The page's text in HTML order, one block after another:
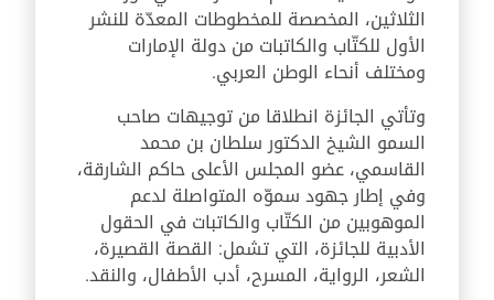
الثلاثين، المخصصة للمخطوطات المعدّة للنشر
الأول للكتّاب والكاتبات من دولة الإمارات
ومختلف أنحاء الوطن العربي.
وتأتي الجائزة انطلاقا من توجيهات صاحب
السمو الشيخ الدكتور سلطان بن محمد
القاسمي، عضو المجلس الأعلى حاكم الشارقة،
وفي إطار جهود سموّه المتواصلة لدعم
الموهوبين من الكتّاب والكاتبات في الحقول
الأدبية للجائزة، التي تشمل: القصة القصيرة،
الشعر، الرواية، المسرح، أدب الأطفال، والنقد.